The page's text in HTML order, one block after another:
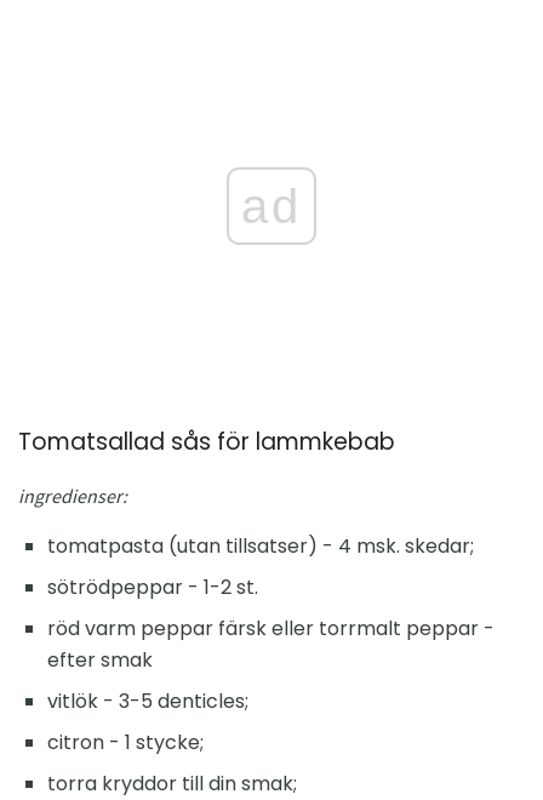
ad
Tomatsallad sås för lammkebab
ingredienser:
tomatpasta (utan tillsatser) - 4 msk. skedar;
sötrödpeppar - 1-2 st.
röd varm peppar färsk eller torrmalt peppar -
efter smak
vitlök - 3-5 denticles;
citron - 1 stycke;
torra kryddor till din smak;